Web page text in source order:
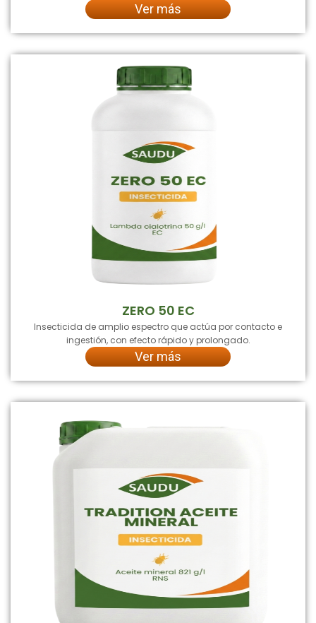
Ver más
ZERO 50 EC
Insecticida de amplio espectro que actúa por contacto e
ingestión, con efecto rápido y prolongado.
Ver más